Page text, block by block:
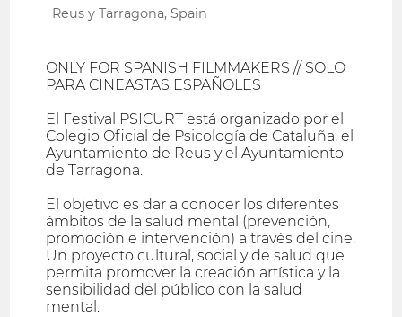
Reus y Tarragona, Spain
ONLY FOR SPANISH FILMMAKERS // SOLO
PARA CINEASTAS ESPAÑOLES
El Festival PSICURT está organizado por el
Colegio Oficial de Psicología de Cataluña, el
Ayuntamiento de Reus y el Ayuntamiento
de Tarragona.
El objetivo es dar a conocer los diferentes
ámbitos de la salud mental (prevención,
promoción e intervención) a través del cine.
Un proyecto cultural, social y de salud que
permita promover la creación artística y la
sensibilidad del público con la salud
mental.